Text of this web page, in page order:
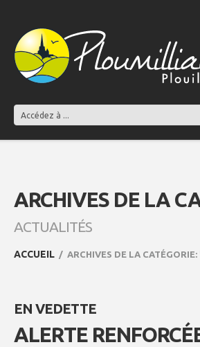
ARCHIVES DE LA
ACTUALITÉS
ACCUEIL ARCHIVES DE LA
EN VEDETTE
ALERTE